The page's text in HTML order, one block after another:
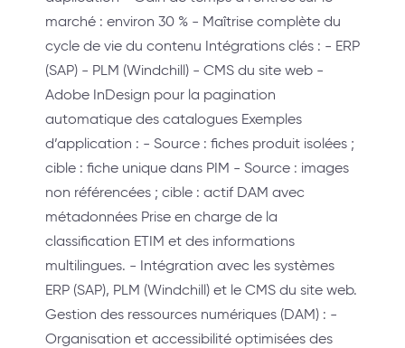
marché : environ 30 % - Maîtrise complète du
cycle de vie du contenu Intégrations clés : - ERP
(SAP) - PLM (Windchill) - CMS du site web -
Adobe InDesign pour la pagination
automatique des catalogues Exemples
d’application : - Source : fiches produit isolées ;
cible : fiche unique dans PIM - Source : images
non référencées ; cible : actif DAM avec
métadonnées Prise en charge de la
classification ETIM et des informations
multilingues. - Intégration avec les systèmes
ERP (SAP), PLM (Windchill) et le CMS du site web.
Gestion des ressources numériques (DAM) : -
Organisation et accessibilité optimisées des